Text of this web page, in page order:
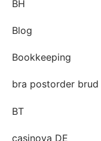
BH
Blog
Bookkeeping
bra postorder
BT
casinova DE